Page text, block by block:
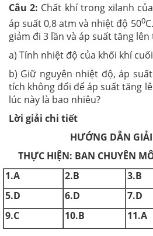
Câu 2: Chất khí trong xilanh
áp suất 0,8 atm và nhiệt độ 500
giảm đi 3 lần và áp suất tăng lên
a) Tính nhiệt độ của khối khí
b) Giữ nguyên nhiệt độ, áp
tích không đổi để áp suất tăng
lúc này là bao nhiêu?
Lời giải chi tiết
HƯỚNG DẪN GIẢI
THỰC HIỆN: BAN CHUYÊN
1.A
2.B 3.B
5.D
6.D 7.D
9.C
10.B 11.A